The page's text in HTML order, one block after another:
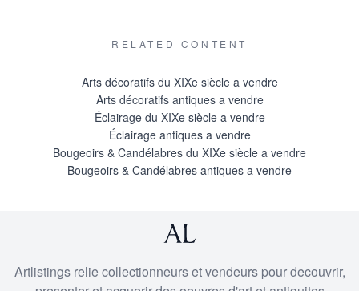
RELATED CONTENT
Arts décoratifs du XIXe siècle a vendre
Arts décoratifs antiques a vendre
Éclairage du XIXe siècle a vendre
Éclairage antiques a vendre
Bougeoirs & Candélabres du XIXe siècle a vendre
Bougeoirs & Candélabres antiques a vendre
Artlistings relie collectionneurs et vendeurs pour decouvrir,